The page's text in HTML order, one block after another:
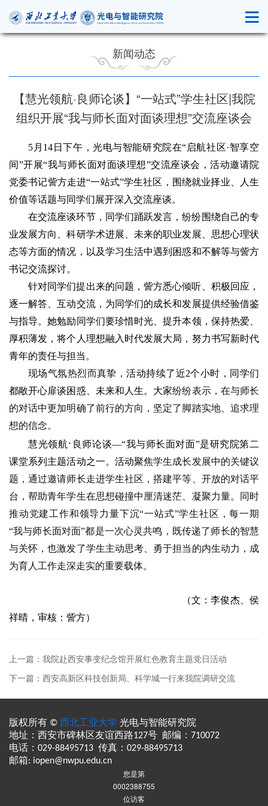
新闻动态
【慧光领航·良师论谈】“一站式”学生社区|我院
组织开展“我与师长面对面谈理想”交流座谈会
5月14日下午，光电与智能研究院在“启航社区·智享空
间”开展“我与师长面对面谈理想”交流座谈会，活动邀请院
党委书记訾方走进“一站式”学生社区，围绕就业择业、人生
价值等话题与同学们展开深入交流座谈。
在交流座谈环节，同学们踊跃发言，纷纷围绕自己的专
业发展方向、科研学术进展、未来的职业发展、思想心理状
态等方面的情况，以及学习生活中遇到困惑和不解等与訾方
书记交流探讨。
针对同学们提出来的问题，訾方悉心倾听、积极回应，
逐一解答、互动交流，为同学们的成长和发展提供经验借鉴
与指导。她勉励同学们要珍惜时光、提升本领，保持热爱、
厚积薄发，将个人理想融入时代发展大局，努力书写新时代
青年的责任与担当。‌‌
现场气氛热烈而真挚，活动持续了近2个小时，同学们
都敞开心扉谈困惑、未来和人生。大家纷纷表示，在与师长
的对话中更加明确了前行的方向，坚定了脚踏实地、追求理
想的信念。
慧光领航· 良师论谈—“我与师长面对面”是研究院第二
课堂系列主题活动之一。活动聚焦学生成长发展中的关键议
题，通过邀请师长走进学生社区，搭建平等、开放的对话平
台，帮助青年学生在思想碰撞中厘清迷茫、凝聚力量。同时
推动党建工作和领导力量下沉“一站式”学生社区，每一期
“我与师长面对面”都是一次心灵共鸣，既传递了师长的智慧
与关怀，也激发了学生主动思考、勇于担当的内生动力，成
为育人工作走深走实的重要载体。
（文：李俊杰、侯
祥晴，审核：訾方）
上一篇：我院赴西安事变纪念馆开展红色教育主题党日活动
下一篇：西安高新区科技创新局、科学城一行来我院调研交流
版权所有 © 西北工业大学 光电与智能研究院
地址：西安市碑林区友谊西路127号 邮编：710072
电话：029-88495713 传真：029-88495713
邮箱: iopen@nwpu.edu.cn
您是第
0002388755
位访客